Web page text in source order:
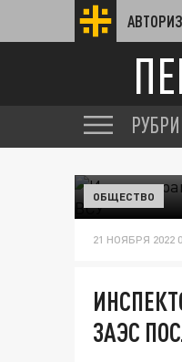
ОБЩЕСТВО
21 НОЯБРЯ 2022
ЗАЭС